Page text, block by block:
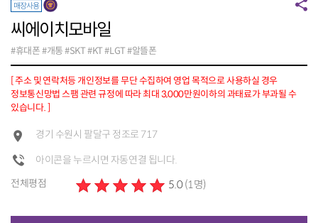
매장사용
씨에이치모바일
#휴대폰 #개통 #SKT #KT #LGT #알뜰폰
[ 주소 및 연락처등 개인정보를 무단 수집하여 영업 목적으로 사용하실 경우
정보통신망법 스팸 관련 규정에 따라 최대 3,000만원이하의 과태료가 부과될 수
있습니다. ]
경기 수원시 팔달구 정조로 717
아이콘을 누르시면 자동연결 됩니다.
전체평점
5.0 (1명)